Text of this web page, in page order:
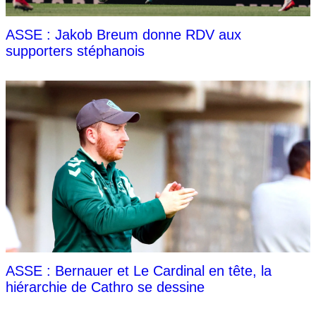
ASSE : Jakob Breum donne RDV aux
supporters stéphanois
ASSE : Bernauer et Le Cardinal en tête, la
hiérarchie de Cathro se dessine